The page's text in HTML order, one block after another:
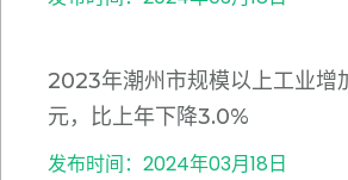
2023年潮州市规模以上工业增
元，比上年下降3.0%
发布时间：2024年03月18日